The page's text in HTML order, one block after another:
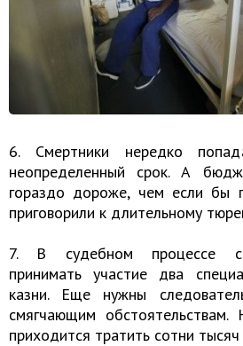
6. Смертники нередко
неопределенный срок. А
гораздо дороже, чем если бы
приговорили к длительному
7. В судебном процессе
принимать участие два
казни. Еще нужны
смягчающим
приходится тратить сотни